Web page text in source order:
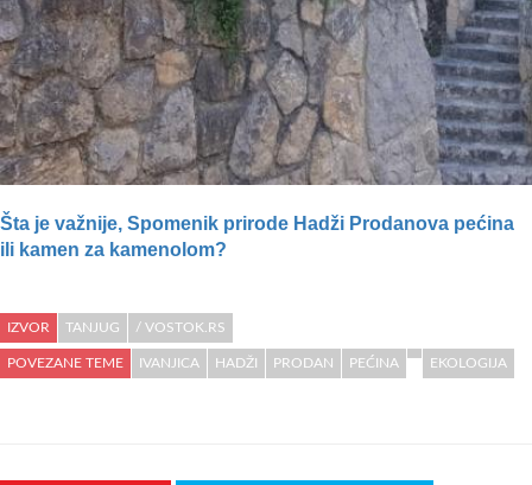
Šta je važnije, Spomenik prirode Hadži Prodanova pećina
ili kamen za kamenolom?
IZVOR TANJUG / VOSTOK.RS
POVEZANE TEME IVANJICA HADŽI PRODAN PEĆINA EKOLOGIJA